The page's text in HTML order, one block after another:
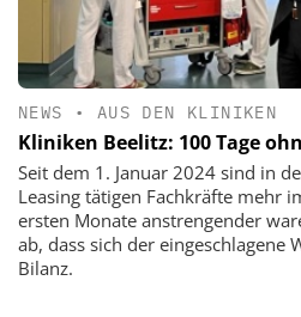
NEWS • AUS DEN KLINIKEN
Kliniken Beelitz: 100 Tage
Seit dem 1. Januar 2024 sind in
Leasing tätigen Fachkräfte mehr
ersten Monate anstrengender
ab, dass sich der eingeschlagene
Bilanz.